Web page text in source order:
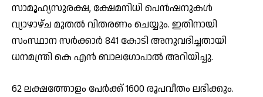
സാമൂഹ്യസുരക്ഷ, ക്ഷേമനിധി പെന്‍ഷനുകള്‍
വ്യാഴാഴ്ച മുതല്‍ വിതരണം ചെയ്യും. ഇതിനായി
സംസ്ഥാന സര്‍ക്കാര്‍ 841 കോടി അനുവദിച്ചതായി
ധനമന്ത്രി കെ എന്‍ ബാലഗോപാല്‍ അറിയിച്ചു.
62 ലക്ഷത്തോളം പേര്‍ക്ക് 1600 രൂപവീതം ലഭിക്കും.